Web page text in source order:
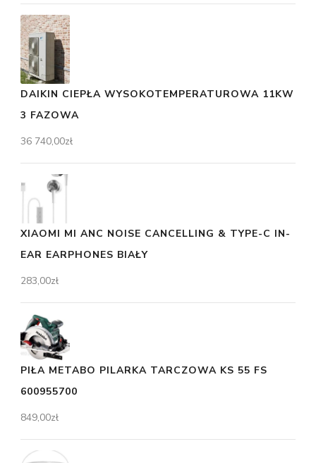
DAIKIN CIEPŁA WYSOKOTEMPERATUROWA 11KW
3 FAZOWA
36 740,00zł
XIAOMI MI ANC NOISE CANCELLING & TYPE-C IN-
EAR EARPHONES BIAŁY
283,00zł
PIŁA METABO PILARKA TARCZOWA KS 55 FS
600955700
849,00zł